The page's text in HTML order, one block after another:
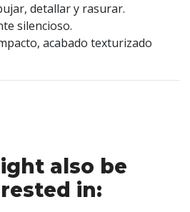
detallar y rasurar.
silencioso.
acabado texturizado
also be
in: